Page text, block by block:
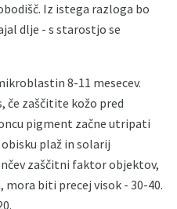
Iz istega razloga bo
dlje - s starostjo se
8-11 mesecev.
če zaščitite kožo pred
pigment začne utripati
plaž in solarij
zaščitni faktor objektov,
mora biti precej visok - 30-40.